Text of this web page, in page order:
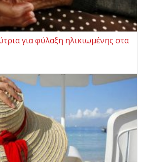
για φύλαξη ηλικιωμένης στα